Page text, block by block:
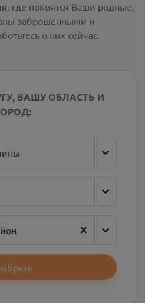
где покоятся Ваши родные,
заброшенными и
о них сейчас.
ВАШУ ОБЛАСТЬ И